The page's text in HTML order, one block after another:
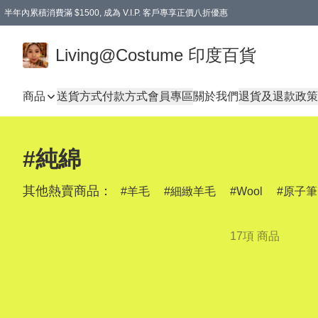
半年內累積消費滿 $1500, 成為 V.I.P. 客戶專享正價八折優惠
Living@Costume 印度百貨
商品 送貨方式付款方式會員專區關於我們退貨及退款政策
#純綿
其他熱賣商品： 羊毛 細緻羊毛 Wool 原子筆
17項 商品